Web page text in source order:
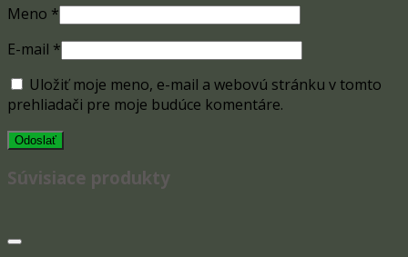
Meno *
E-mail *
Uložiť moje meno, e-mail a webovú stránku v tomto
prehliadači pre moje budúce komentáre.
Súvisiace produkty